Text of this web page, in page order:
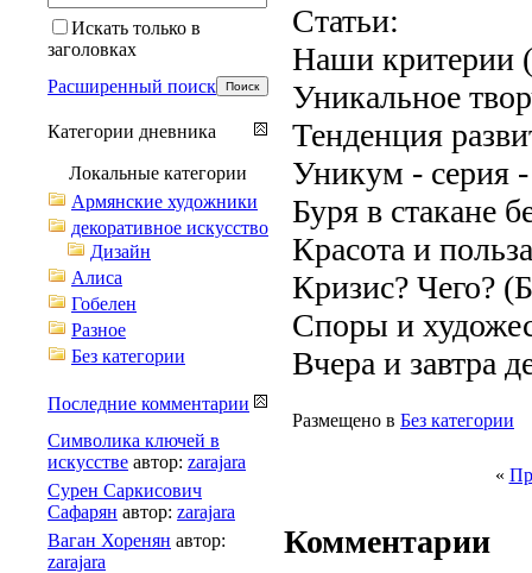
Статьи:
Наши критерии
Уникальное
Тенденция
Уникум - серия
Буря в стакане
Красота и
Кризис? Чего?
Споры и
Вчера и завтра
Размещено в Без категории
«
Комментарии
Искать только в
заголовках
Расширенный поиск
Категории дневника
Локальные категории
Армянские художники
декоративное искусство
Дизайн
Алиса
Гобелен
Разное
Без категории
Последние комментарии
Символика ключей в
искусстве автор: zarajara
Сурен Саркисович
Сафарян автор: zarajara
Ваган Хоренян автор:
zarajara